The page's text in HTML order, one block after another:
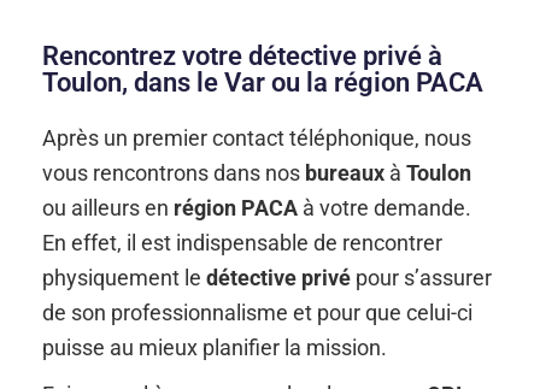
Rencontrez votre détective privé à
Toulon, dans le Var ou la région PACA
Après un premier contact téléphonique, nous
vous rencontrons dans nos bureaux à Toulon
ou ailleurs en région PACA à votre demande.
En effet, il est indispensable de rencontrer
physiquement le détective privé pour s’assurer
de son professionnalisme et pour que celui-ci
puisse au mieux planifier la mission.